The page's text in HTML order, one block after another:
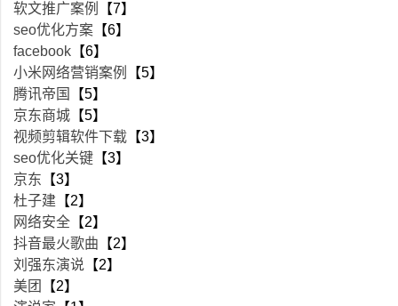
软文推广案例
【7】
seo优化方案 【6】
facebook 【6】
小米网络营销案例
【5】
腾讯帝国
【5】
京东商城 【5】
视频剪辑软件下载 【3】
seo优化关键 【3】
京东 【3】
杜子建 【2】
网络安全 【2】
抖音最火歌曲 【2】
刘强东演说 【2】
美团
【2】